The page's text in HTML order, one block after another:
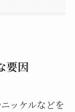
要因
ッケルなどを